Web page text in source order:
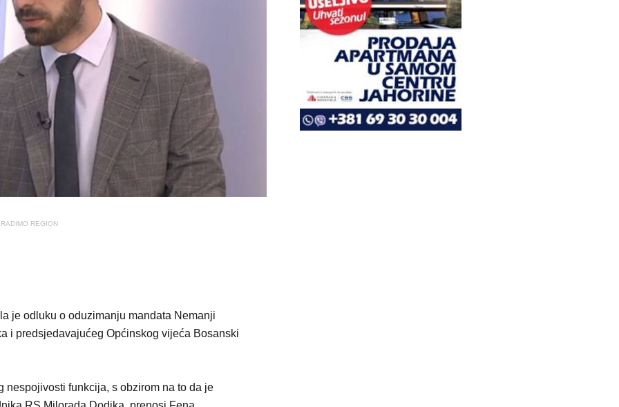
REGION
je odluku o oduzimanju mandata Nemanji
i predsjedavajućeg Općinskog vijeća Bosanski
funkcija, s obzirom na to da je